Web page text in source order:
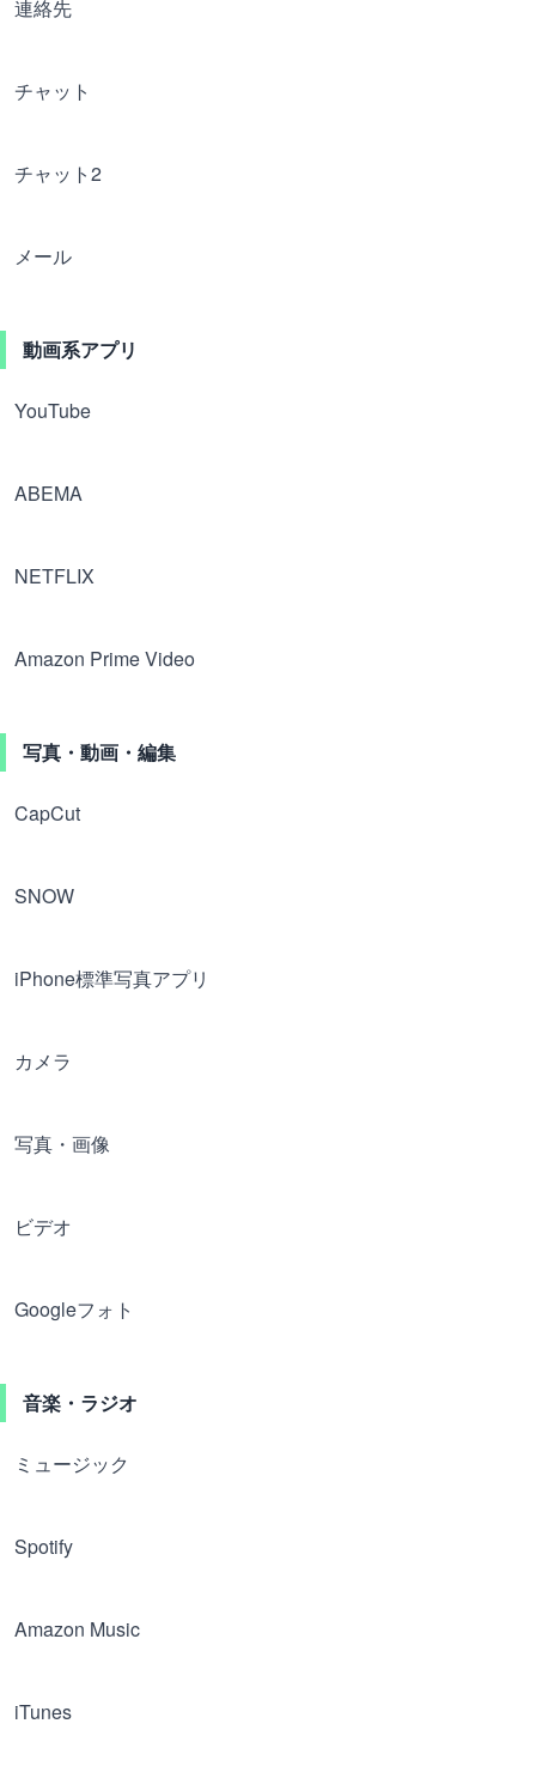
連絡先
チャット
チャット2
メール
動画系アプリ
YouTube
ABEMA
NETFLIX
Amazon Prime Video
写真・動画・編集
CapCut
SNOW
iPhone標準写真アプリ
カメラ
写真・画像
ビデオ
Googleフォト
音楽・ラジオ
ミュージック
Spotify
Amazon Music
iTunes